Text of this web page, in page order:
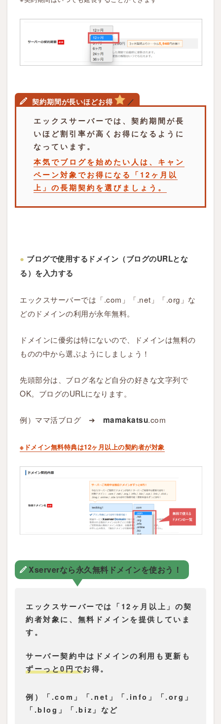
P
r
を
設
し 契約期間が長いほどお得
／
エックスサーバーでは、契約期間が長
いほど割引率が高くお得になるように
なっています。
本気でブログを始めたい人は、キャン
ペーン対象でお得になる「12ヶ月以
上」の長期契約を選びましょう。
● ブログで使用するドメイン（ブログのURLとな
る）を入力する
エックスサーバーでは「.com」「.net」「.org」な
どのドメインの利用が永年無料。
ドメインに優劣は特にないので、ドメインは無料の
ものの中から選ぶようにしましょう！
先頭部分は、ブログ名など自分の好きな文字列で
OK。ブログのURLになります。
例）ママ活ブログ ➔ mamakatsu.com
※ドメイン無料特典は12ヶ月以上の契約者が対象
Xserverなら永久無料ドメインを使おう！
エックスサーバーでは「12ヶ月以上」の契
約者対象に、無料ドメインを提供していま
す。
サーバー契約中はドメインの利用も更新も
ずーっと0円でお得。
例）「.com」「.net」「.info」「.org」
「.blog」「.biz」など